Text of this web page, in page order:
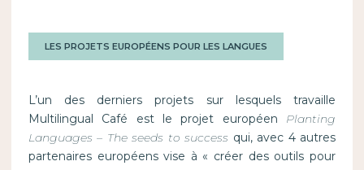
LES PROJETS EUROPÉENS POUR LES LANGUES
L’un des derniers projets sur lesquels travaille
Multilingual Café est le projet européen Planting
Languages – The seeds to success qui, avec 4 autres
partenaires européens vise à « créer des outils pour